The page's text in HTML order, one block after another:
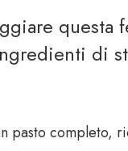
questa
di
pasto completo,